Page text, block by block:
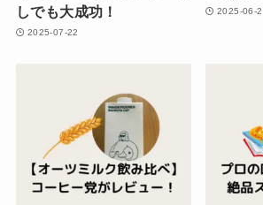
しでも大成功！
2025-07-22
2025-06-